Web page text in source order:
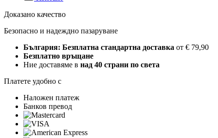
Доказано качество
Безопасно и надеждно пазаруване
България: Безплатна стандартна доставка от € 79,90
Безплатно връщане
Ние доставяме в над 40 страни по света
Платете удобно с
Наложен платеж
Банков превод